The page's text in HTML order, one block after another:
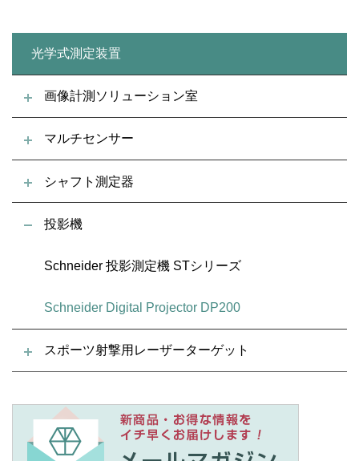
光学式測定装置
画像計測ソリューション室
マルチセンサー
シャフト測定器
投影機
Schneider 投影測定機 STシリーズ
Schneider Digital Projector DP200
スポーツ射撃用レーザーターゲット